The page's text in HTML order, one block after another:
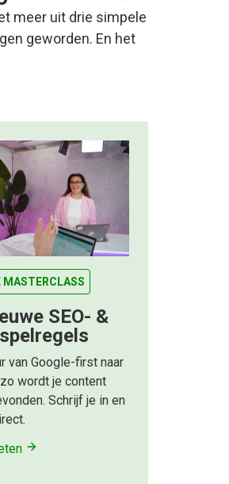
meer uit drie simpele
geworden. En het
MASTERCLASS
SEO- &
van Google-first naar
wordt je content
Schrijf je in en